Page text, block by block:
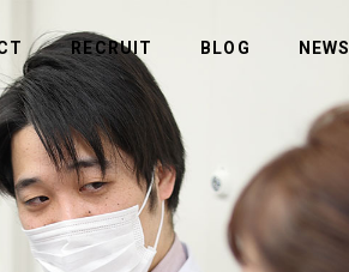
RECRUIT BLOG NEWS
長メッセージ
ルメンテナンス商品のお問い合わせ